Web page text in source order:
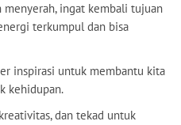
ingat kembali tujuan
terkumpul dan bisa
inspirasi untuk membantu kita
kehidupan.
dan tekad untuk